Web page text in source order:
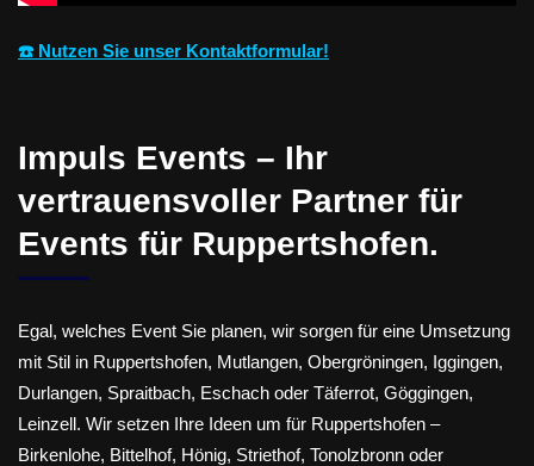
☎️ Nutzen Sie unser Kontaktformular!
Impuls Events – Ihr
vertrauensvoller Partner für
Events für Ruppertshofen.
Egal, welches Event Sie planen, wir sorgen für eine Umsetzung
mit Stil in Ruppertshofen, Mutlangen, Obergröningen, Iggingen,
Durlangen, Spraitbach, Eschach oder Täferrot, Göggingen,
Leinzell. Wir setzen Ihre Ideen um für Ruppertshofen –
Birkenlohe, Bittelhof, Hönig, Striethof, Tonolzbronn oder